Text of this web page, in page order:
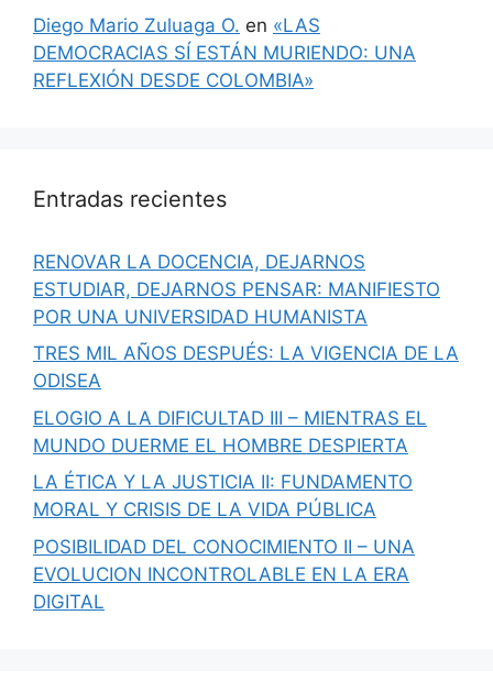
Diego Mario Zuluaga O. en «LAS
DEMOCRACIAS SÍ ESTÁN MURIENDO: UNA
REFLEXIÓN DESDE COLOMBIA»
Entradas recientes
RENOVAR LA DOCENCIA, DEJARNOS
ESTUDIAR, DEJARNOS PENSAR: MANIFIESTO
POR UNA UNIVERSIDAD HUMANISTA
TRES MIL AÑOS DESPUÉS: LA VIGENCIA DE LA
ODISEA
ELOGIO A LA DIFICULTAD III – MIENTRAS EL
MUNDO DUERME EL HOMBRE DESPIERTA
LA ÉTICA Y LA JUSTICIA II: FUNDAMENTO
MORAL Y CRISIS DE LA VIDA PÚBLICA
POSIBILIDAD DEL CONOCIMIENTO II – UNA
EVOLUCION INCONTROLABLE EN LA ERA
DIGITAL